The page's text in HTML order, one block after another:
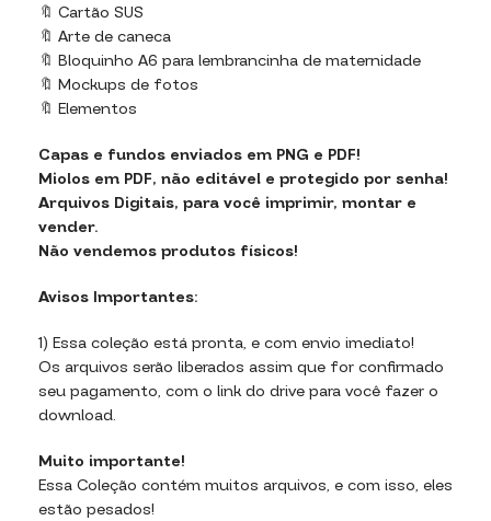
🔖 Cartão SUS
🔖 Arte de caneca
🔖 Bloquinho A6 para lembrancinha de maternidade
🔖 Mockups de fotos
🔖 Elementos
Capas e fundos enviados em PNG e PDF!
Miolos em PDF, não editável e protegido por senha!
Arquivos Digitais, para você imprimir, montar e
vender.
Não vendemos produtos físicos!
Avisos Importantes:
1) Essa coleção está pronta, e com envio imediato!
Os arquivos serão liberados assim que for confirmado
seu pagamento, com o link do drive para você fazer o
download.
Muito importante!
Essa Coleção contém muitos arquivos, e com isso, eles
estão pesados!